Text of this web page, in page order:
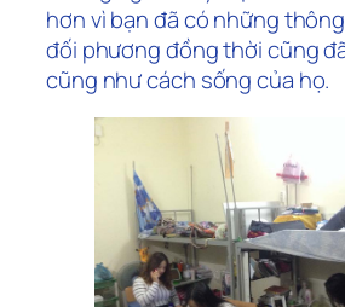
hơn vì bạn đã có những
đối phương đồng thời cũng
cũng như cách sống của họ.